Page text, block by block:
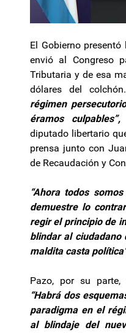
El Gobierno
envió al Congreso
Tributaria y de esa
dólares del colchón.
régimen
éramos culpables”,
diputado libertario
prensa junto con
de Recaudación y
“Ahora todos
demuestre lo
regir el principio de
blindar al ciudadano
maldita casta
Pazo, por su
“Habrá dos
paradigma en el
al blindaje del